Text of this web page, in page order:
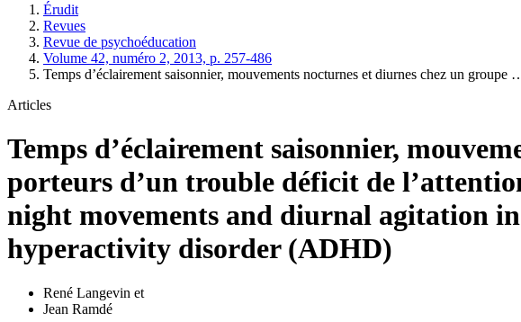
Érudit
Revues
Revue de psychoéducation
Volume 42, numéro 2, 2013, p. 257-486
Temps d’éclairement saisonnier, mouvements nocturnes et diurnes chez un groupe
Articles
Temps d’éclairement saisonnier,
porteurs d’un trouble déficit de
night movements and diurnal agitation
hyperactivity disorder (ADHD)
René Langevin et
Jean Ramdé